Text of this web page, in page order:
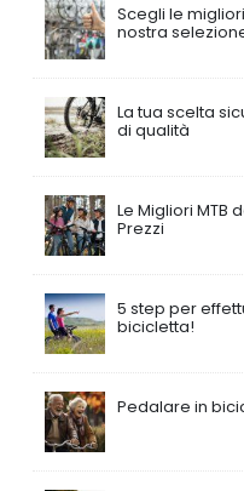
Scegli le
nostra
La tua scelta
di qualità
Le Migliori MTB
Prezzi
5 step per
bicicletta!
Pedalare in